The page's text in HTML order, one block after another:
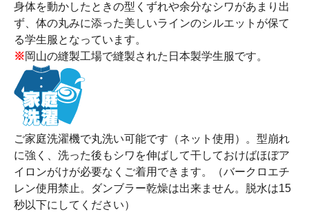
身体を動かしたときの型くずれや余分なシワがあまり出
ず、体の丸みに添った美しいラインのシルエットが保て
る学生服となっています。
※岡山の縫製工場で縫製された日本製学生服です。
ご家庭洗濯機で丸洗い可能です（ネット使用）。型崩れ
に強く、洗った後もシワを伸ばして干しておけばほぼア
イロンがけが必要なくご着用できます。（バークロエチ
レン使用禁止。ダンブラー乾燥は出来ません。脱水は15
秒以下にしてください）